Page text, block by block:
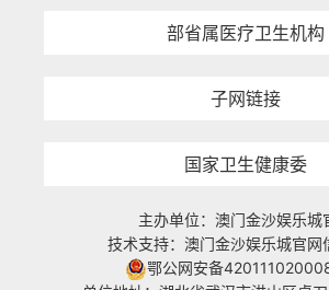
部省属医疗卫生机构
子网链接
国家卫生健康委
主办单位：澳门金沙娱乐城
技术支持：澳门金沙娱乐城官网
鄂公网安备